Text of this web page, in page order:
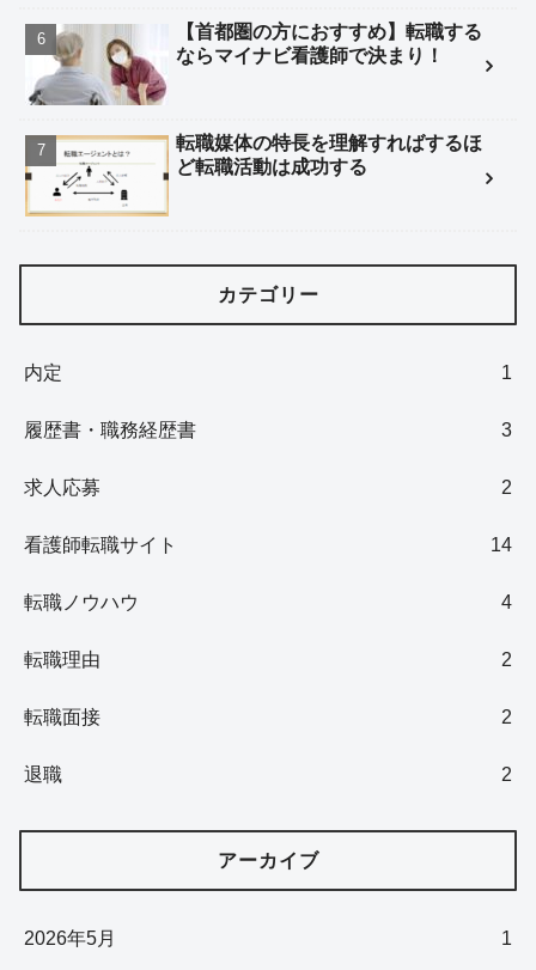
【首都圏の方におすすめ】転職する
ならマイナビ看護師で決まり！
転職媒体の特長を理解すればするほ
ど転職活動は成功する
カテゴリー
内定 1
履歴書・職務経歴書 3
求人応募 2
看護師転職サイト 14
転職ノウハウ 4
転職理由 2
転職面接 2
退職 2
アーカイブ
2026年5月 1